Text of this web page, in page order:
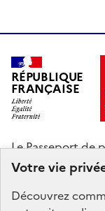
Votre vie
Découvrez
RÉPUBLIQUE
FRANÇAISE
LePasseport de
Mon Compte
Travail, de la
Dépôts gère le